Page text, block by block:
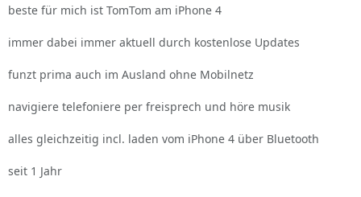
beste für mich ist TomTom am iPhone 4
immer dabei immer aktuell durch kostenlose Updates
funzt prima auch im Ausland ohne Mobilnetz
navigiere telefoniere per freisprech und höre musik
alles gleichzeitig incl. laden vom iPhone 4 über Bluetooth
seit 1 Jahr